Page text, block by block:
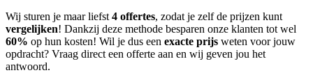
Wij sturen je maar liefst 4 offertes, zodat je zelf de prijzen kunt
vergelijken! Dankzij deze methode besparen onze klanten tot wel
60% op hun kosten! Wil je dus een exacte prijs weten voor jouw
opdracht? Vraag direct een offerte aan en wij geven jou het
antwoord.